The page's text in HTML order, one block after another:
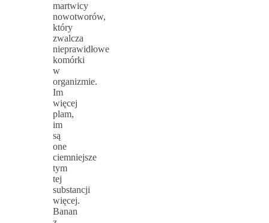
martwicy
nowotworów,
który
zwalcza
nieprawidłowe
komórki
w
organizmie.
Im
więcej
plam,
im
są
one
ciemniejsze
tym
tej
substancji
więcej.
Banan